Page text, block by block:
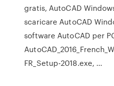
gratis, AutoCAD
scaricare AutoCAD
software AutoCAD per
FR_Setup-2018.exe, …